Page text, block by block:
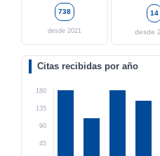
738
desde 2021
14
desde
Citas recibidas por año
180
135
90
45